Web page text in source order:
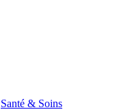
Santé & Soins